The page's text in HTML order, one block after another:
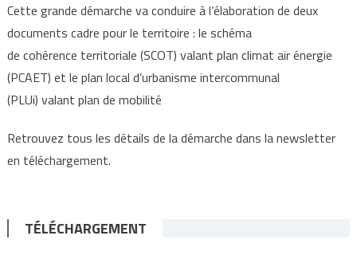
Cette grande démarche va conduire à l’élaboration de deux
documents cadre pour le territoire : le schéma
de cohérence territoriale (SCOT) valant plan climat air énergie
(PCAET) et le plan local d’urbanisme intercommunal
(PLUi) valant plan de mobilité
Retrouvez tous les détails de la démarche dans la newsletter
en téléchargement.
TÉLÉCHARGEMENT